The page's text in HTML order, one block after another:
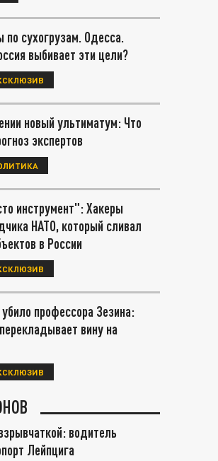
сухогрузам. Одесса.
выбивает эти цели?
новый ультиматум: Что
экспертов
инструмент": Хакеры
НАТО, который сливал
в России
профессора Зезина:
вину на
водитель
Лейпцига